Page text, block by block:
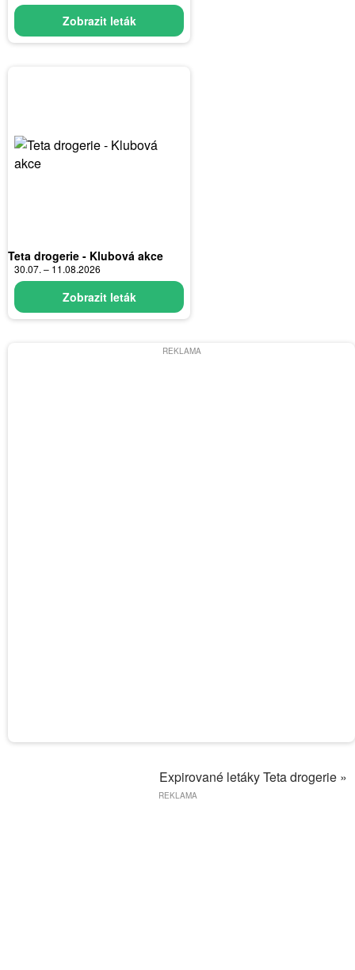
Zobrazit leták
Teta drogerie - Klubová akce
30.07. – 11.08.2026
Zobrazit leták
REKLAMA
Expirované letáky Teta drogerie »
REKLAMA